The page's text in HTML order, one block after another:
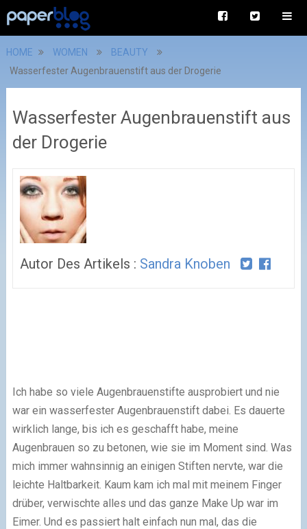
HOME WOMEN
BEAUTY
Wasserfester Augenbrauenstift aus der Drogerie
Wasserfester Augenbrauenstift aus
der Drogerie
Autor Des Artikels : Sandra Knoben
Ich habe so viele Augenbrauenstifte ausprobiert und nie
war ein wasserfester Augenbrauenstift dabei. Es dauerte
wirklich lange, bis ich es geschafft habe, meine
Augenbrauen so zu betonen, wie sie im Moment sind. Was
mich immer wahnsinnig an einigen Stiften nervte, war die
leichte Haltbarkeit. Kaum kam ich mal mit meinem Finger
drüber, verwischte alles und das ganze Make Up war im
Eimer. Und es passiert halt einfach nun mal, das die